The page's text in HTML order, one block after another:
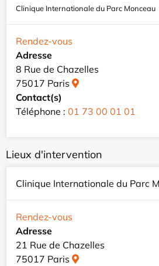
Clinique Internationale du Parc Monceau
Rendez-vous
Adresse
8 Rue de Chazelles
75017 Paris
Contact(s)
Téléphone : 01 73 00 01 01
Lieux d'intervention
Clinique Internationale du Parc
Rendez-vous
Adresse
21 Rue de Chazelles
75017 Paris